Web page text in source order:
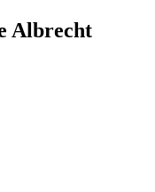
Albrecht